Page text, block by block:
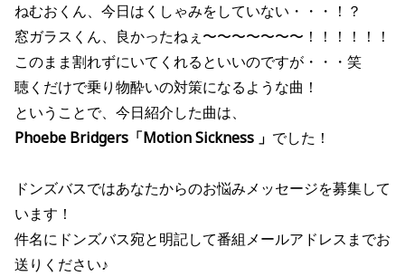
ねむおくん、今日はくしゃみをしていない・・・！？
窓ガラスくん、良かったねぇ〜〜〜〜〜〜〜！！！！！！
このまま割れずにいてくれるといいのですが・・・笑
聴くだけで乗り物酔いの対策になるような曲 ！
ということで、今日紹介した曲は、
Phoebe Bridgers「Motion Sickness 」 でした！
ドンズバスではあなたからのお悩みメッセージを募集して
います！
件名にドンズバス宛と明記して番組メールアドレスまでお
送りください♪